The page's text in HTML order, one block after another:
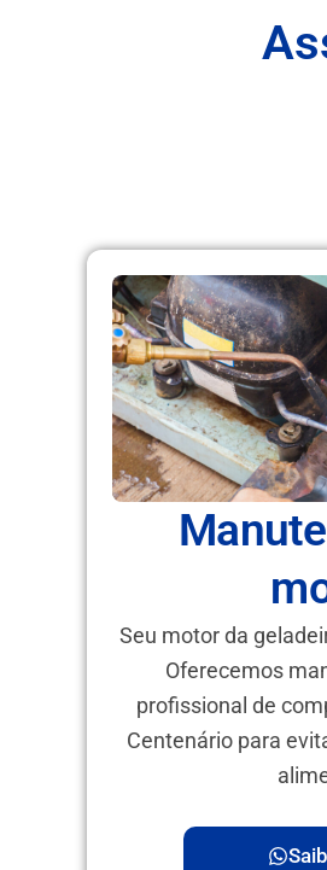
Seu motor da
Oferecemos
profissional de
Centenário para